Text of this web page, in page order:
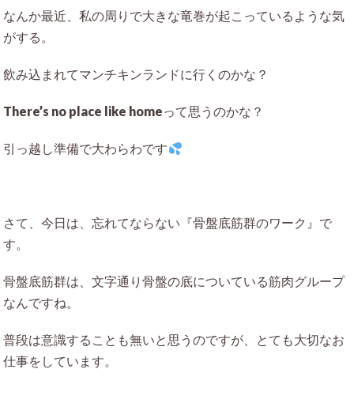
なんか最近、私の周りで大きな竜巻が起こっているような気
がする。
飲み込まれてマンチキンランドに行くのかな？
There’s no place like homeって思うのかな？
引っ越し準備で大わらわです
さて、今日は、忘れてならない『骨盤底筋群のワーク』で
す。
骨盤底筋群は、文字通り骨盤の底についている筋肉グループ
なんですね。
普段は意識することも無いと思うのですが、とても大切なお
仕事をしています。